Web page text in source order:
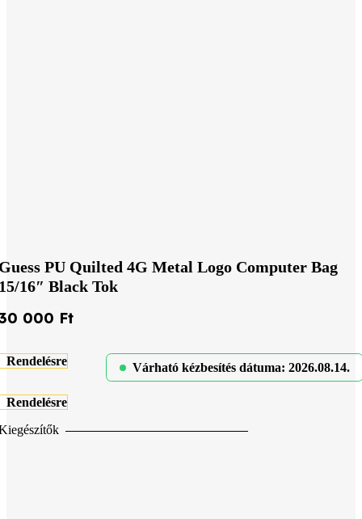
PU Quilted 4G Metal Logo Computer Bag
16″ Black Tok
000 Ft
Rendelésre Várható kézbesítés dátuma: 2026.08.14.
Rendelésre